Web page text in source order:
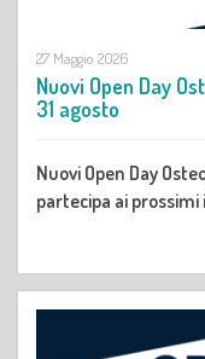
27 Maggio 2026
Nuovi Open Day
31 agosto
Nuovi Open Day
partecipa ai